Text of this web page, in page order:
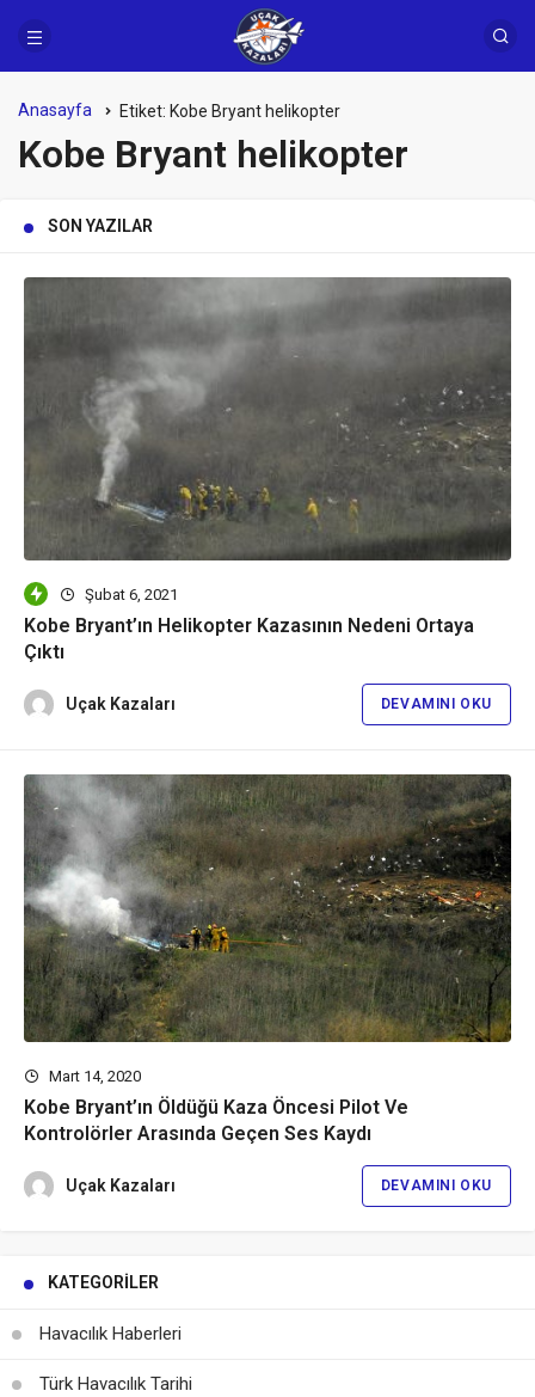
Anasayfa Etiket: Kobe Bryant helikopter
Kobe Bryant helikopter
SON YAZILAR
Şubat 6, 2021
Kobe Bryant’ın Helikopter Kazasının Nedeni Ortaya
Çıktı
Uçak Kazaları DEVAMINI OKU
Mart 14, 2020
Kobe Bryant’ın Öldüğü Kaza Öncesi Pilot Ve
Kontrolörler Arasında Geçen Ses Kaydı
Uçak Kazaları DEVAMINI OKU
KATEGORILER
Havacılık Haberleri
Türk Havacılık Tarihi